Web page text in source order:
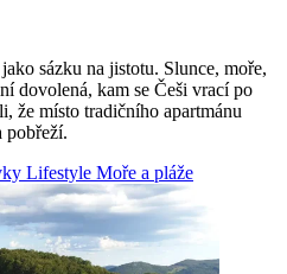
sázku na jistotu. Slunce, moře,
dovolená, kam se Češi vrací po
že místo tradičního apartmánu
pobřeží.
Lifestyle Moře a pláže